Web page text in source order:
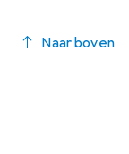
Naar boven